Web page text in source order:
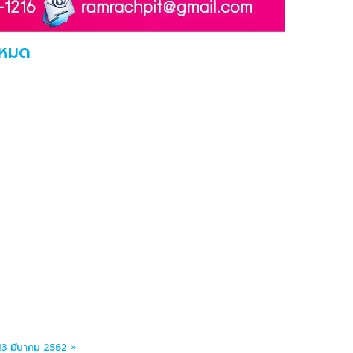
มด
มีนาคม 2562 »